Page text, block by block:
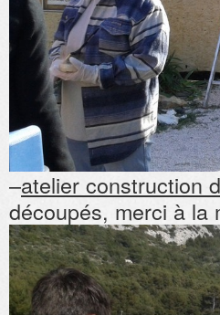
–atelier construction
découpés, merci à la